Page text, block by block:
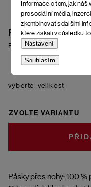
Informace o tom, jak náš
pro sociální média,
zkombinovat s dalšími
které získali v důsledku
Nastavení
Souhlasím
Pánské sandály
Black
Pásky přes nohy: 100 %
velikost
ZVOLTE VARIANTU